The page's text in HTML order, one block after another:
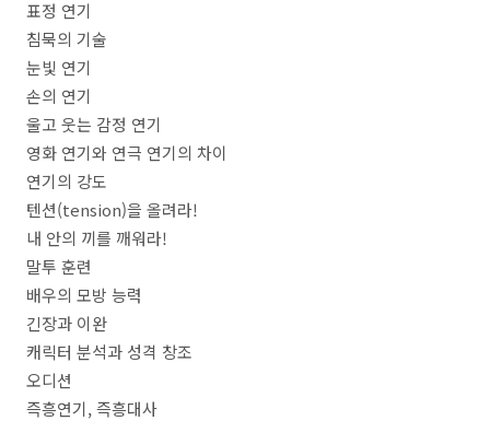
표정 연기
침묵의 기술
눈빛 연기
손의 연기
울고 웃는 감정 연기
영화 연기와 연극 연기의 차이
연기의 강도
텐션(tension)을 올려라!
내 안의 끼를 깨워라!
말투 훈련
배우의 모방 능력
긴장과 이완
캐릭터 분석과 성격 창조
오디션
즉흥연기,즉흥대사